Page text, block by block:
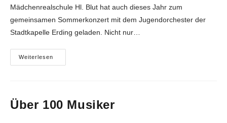
Mädchenrealschule Hl. Blut hat auch dieses Jahr zum
gemeinsamen Sommerkonzert mit dem Jugendorchester der
Stadtkapelle Erding geladen. Nicht nur…
Weiterlesen
Bläser
Über 100 Musiker